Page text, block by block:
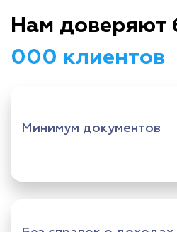
Нам доверяют
000 клиентов
Минимум документов